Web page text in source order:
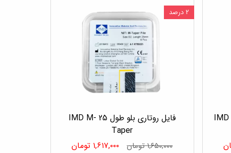
فایل روتاری طلایی طول 31 میل IMD
فایل روتاری بلو طول 25 IMD M-
Taper
۱,۶۵۰,۰۰۰ تومان ۱,۶۱۷,۰۰۰ تومان
۲ درصد